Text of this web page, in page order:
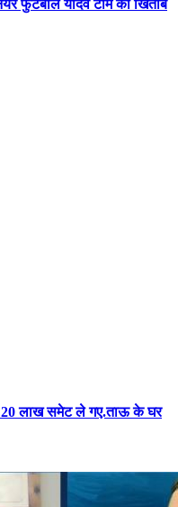
फुटबॉल यादव टीम का खिताब
20 लाख समेट ले गए.ताऊ के घर